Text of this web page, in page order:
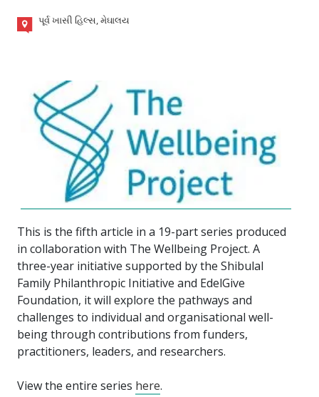
પૂર્વ ખાસી હિલ્સ, મેઘાલય
This is the fifth article in a 19-part series produced
in collaboration with The Wellbeing Project. A
three-year initiative supported by the Shibulal
Family Philanthropic Initiative and EdelGive
Foundation, it will explore the pathways and
challenges to individual and organisational well-
being through contributions from funders,
practitioners, leaders, and researchers.
View the entire series here.